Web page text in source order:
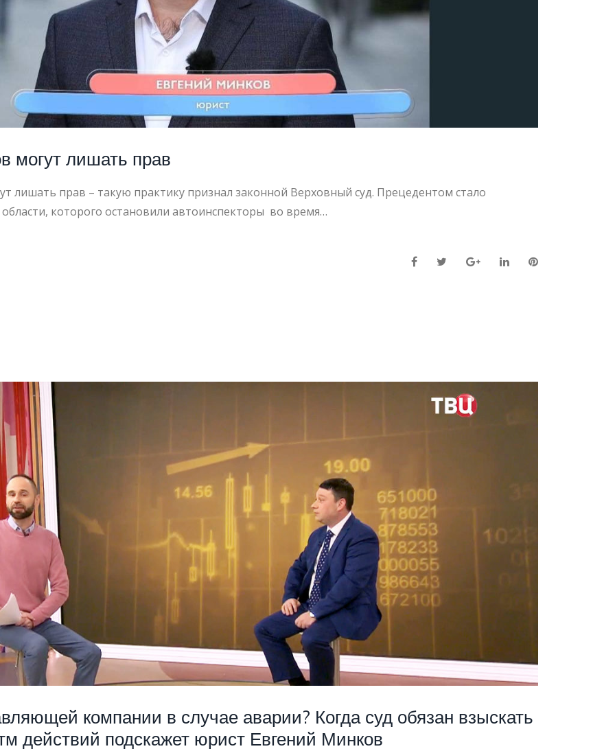
могут лишать прав
лишать прав – такую практику признал законной Верховный суд. Прецедентом стало
которого остановили автоинспекторы во время…
FacebookTwitter Google+LinkedIn
компании в случае аварии? Когда суд обязан взыскать
действий подскажет юрист Евгений Минков